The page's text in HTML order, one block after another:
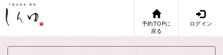
予約TOPに
戻る
ログイン